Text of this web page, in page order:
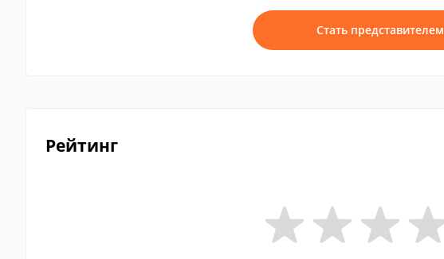
Стать представителем
Рейтинг